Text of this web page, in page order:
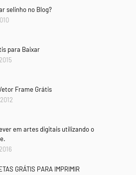
selinho no Blog?
para Baixar
Frame Grátis
em artes digitais utilizando o
GRÁTIS PARA IMPRIMIR